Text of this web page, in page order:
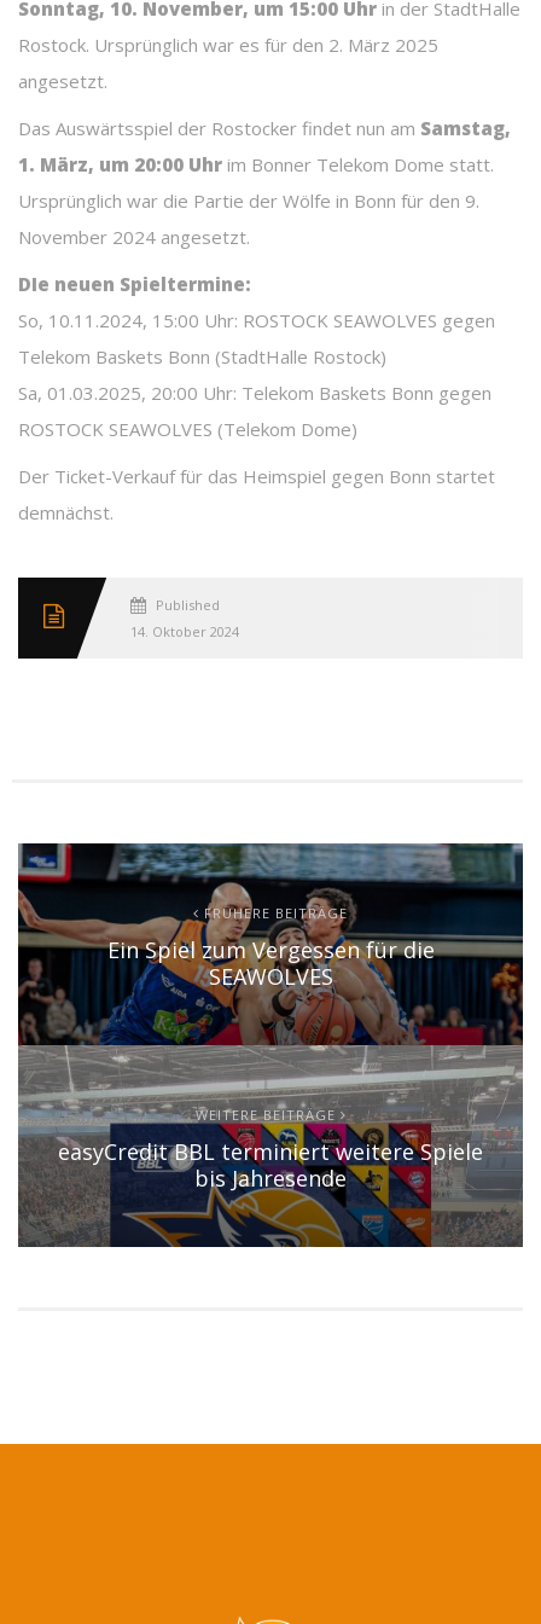
Sonntag, 10. November, um 15:00 Uhr in der StadtHalle
Rostock. Ursprünglich war es für den 2. März 2025
angesetzt.
Das Auswärtsspiel der Rostocker findet nun am Samstag,
1. März, um 20:00 Uhr im Bonner Telekom Dome statt.
Ursprünglich war die Partie der Wölfe in Bonn für den 9.
November 2024 angesetzt.
DIe neuen Spieltermine:
So, 10.11.2024, 15:00 Uhr: ROSTOCK SEAWOLVES gegen
Telekom Baskets Bonn (StadtHalle Rostock)
Sa, 01.03.2025, 20:00 Uhr: Telekom Baskets Bonn gegen
ROSTOCK SEAWOLVES (Telekom Dome)
Der Ticket-Verkauf für das Heimspiel gegen Bonn startet
demnächst.
Published
14. Oktober 2024
FRÜHERE BEITRÄGE
Ein Spiel zum Vergessen für die
SEAWOLVES
WEITERE BEITRÄGE
easyCredit BBL terminiert weitere Spiele
bis Jahresende